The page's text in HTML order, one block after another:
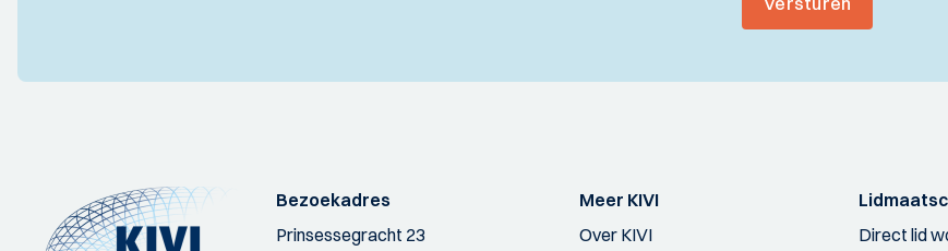
Bezoekadres
Prinsessegracht 23
Meer KIVI
Over KIVI
Direct lid